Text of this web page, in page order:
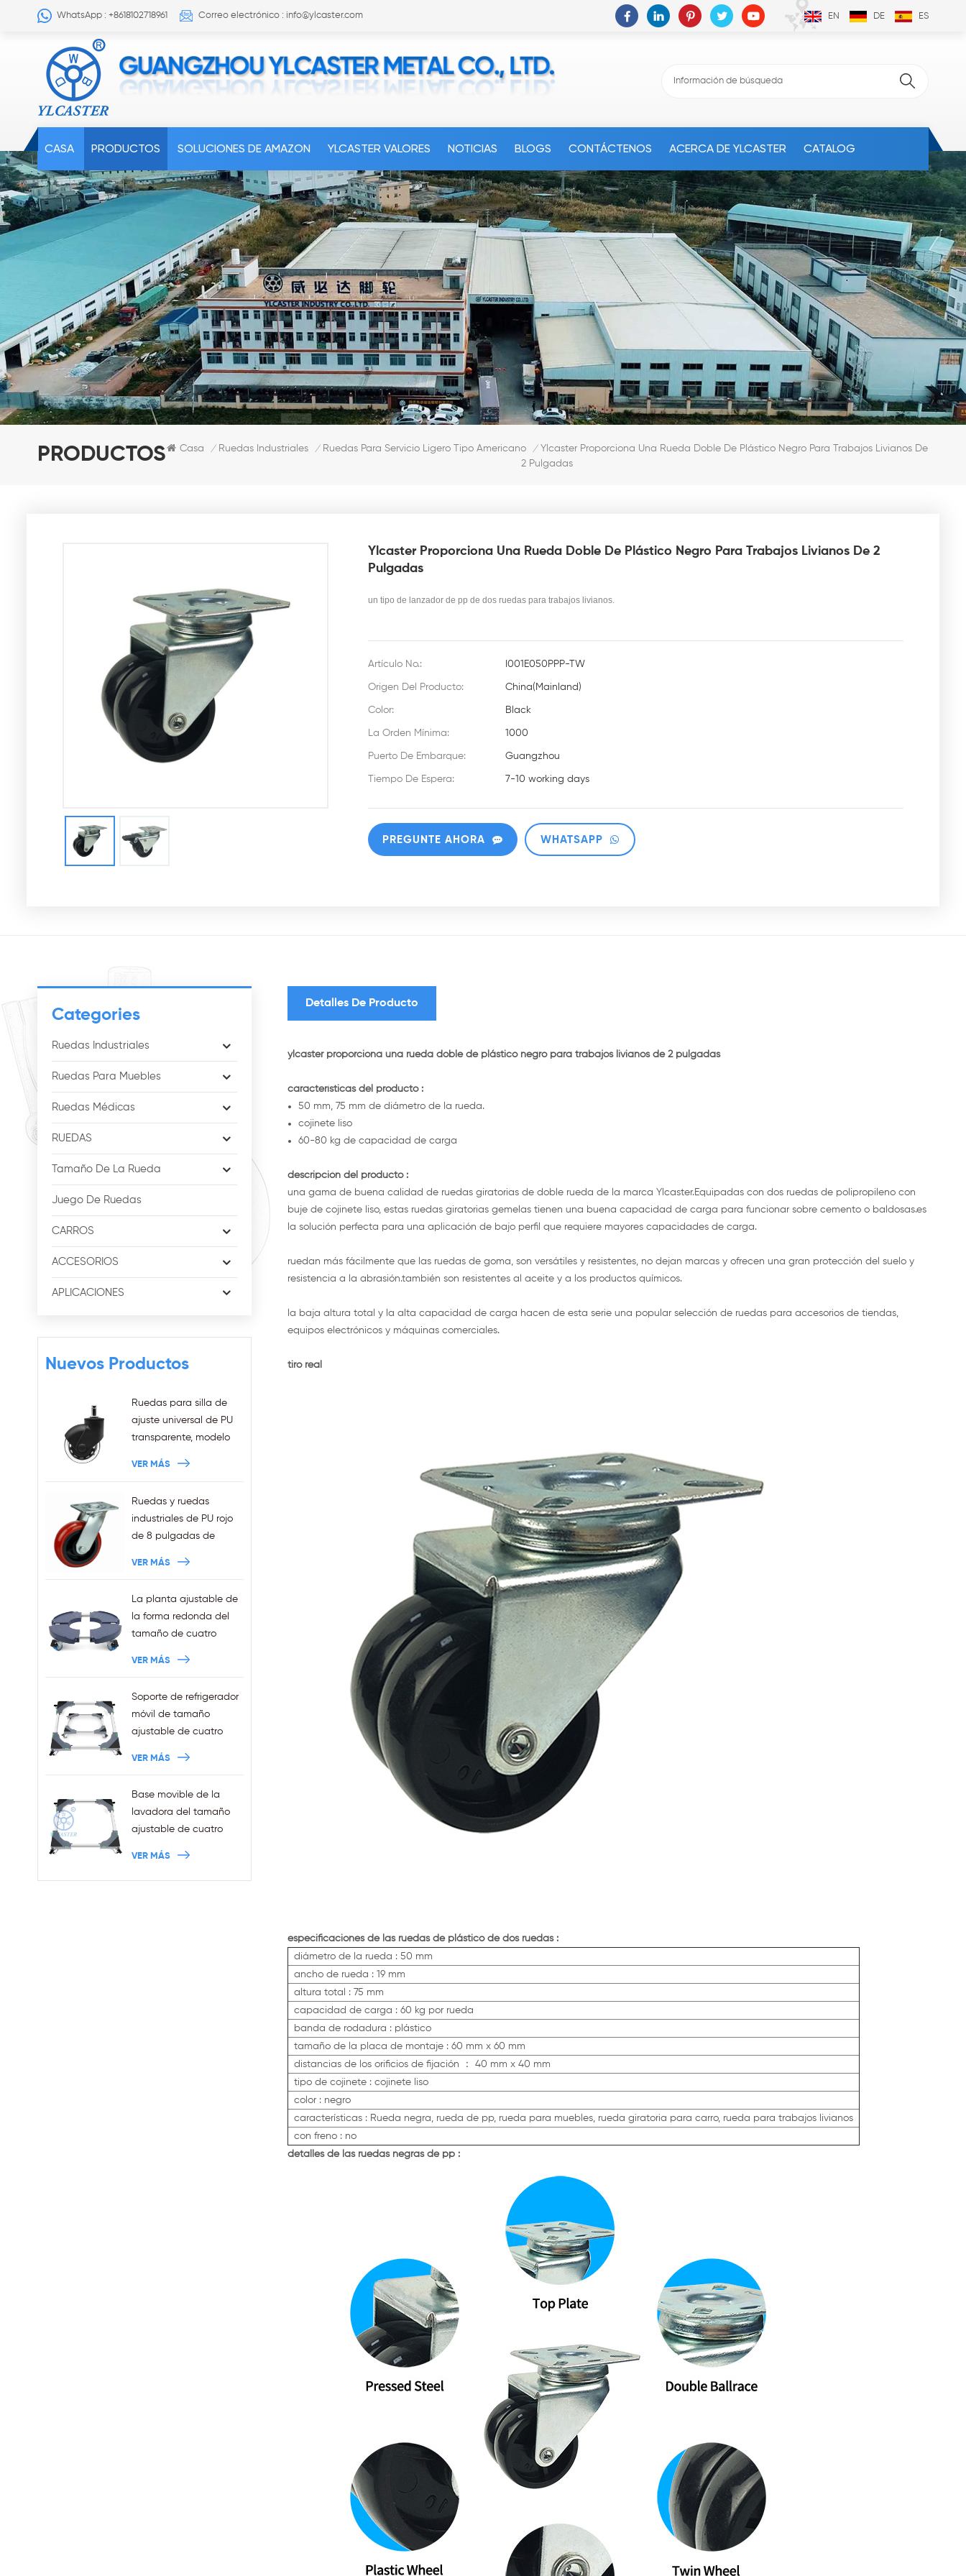
WhatsApp : +8618102718961 Correo electrónico : info@ylcaster.com EN DE ES
CASA PRODUCTOS SOLUCIONES DE AMAZON YLCASTER VALORES NOTICIAS BLOGS CONTÁCTENOS ACERCA DE YLCASTER CATALOG
PRODUCTOS Casa / Ruedas Industriales / Ruedas Para Servicio Ligero Tipo Americano / Ylcaster Proporciona Una Rueda Doble De Plástico Negro Para Trabajos Livianos De
2 Pulgadas
Ylcaster Proporciona Una Rueda Doble De Plástico Negro Para Trabajos Livianos De 2
Pulgadas
un tipo de lanzador de pp de dos ruedas para trabajos livianos.
Artículo No.: I001E050PPP-TW
Origen Del Producto: China(Mainland)
Color: Black
La Orden Mínima: 1000
Puerto De Embarque: Guangzhou
Tiempo De Espera: 7-10 working days
PREGUNTE AHORA WHATSAPP
Categories
Ruedas Industriales
Ruedas Para Muebles
Ruedas Médicas
RUEDAS
Tamaño De La Rueda
Juego De Ruedas
CARROS
ACCESORIOS
APLICACIONES
Nuevos Productos
Ruedas para silla de
ajuste universal de PU
transparente, modelo
silla de oficina
enchufables, ventas al
por mayor
VER MÁS
Ruedas y ruedas
industriales de PU rojo
de 8 pulgadas de
VER MÁS
La planta ajustable de
la forma redonda del
tamaño de cuatro
VER MÁS
Soporte de refrigerador
móvil de tamaño
ajustable de cuatro
VER MÁS
Base movible de la
lavadora del tamaño
ajustable de cuatro
frenos
VER MÁS
Detalles De Producto
ylcaster proporciona una rueda doble de plástico negro para trabajos livianos de 2 pulgadas
características del producto :
50 mm, 75 mm de diámetro de la rueda.
cojinete liso
60-80 kg de capacidad de carga
descripción del producto :
una gama de buena calidad de ruedas giratorias de doble rueda de la marca Ylcaster.Equipadas con dos ruedas de polipropileno con
buje de cojinete liso, estas ruedas giratorias gemelas tienen una buena capacidad de carga para funcionar sobre cemento o baldosas.es
la solución perfecta para una aplicación de bajo perfil que requiere mayores capacidades de carga.
ruedan más fácilmente que las ruedas de goma, son versátiles y resistentes, no dejan marcas y ofrecen una gran protección del suelo y
resistencia a la abrasión.también son resistentes al aceite y a los productos químicos.
la baja altura total y la alta capacidad de carga hacen de esta serie una popular selección de ruedas para accesorios de tiendas,
equipos electrónicos y máquinas comerciales.
tiro real
especificaciones de las ruedas de plástico de dos ruedas :
diámetro de la rueda : 50 mm
ancho de rueda : 19 mm
altura total : 75 mm
capacidad de carga : 60 kg por rueda
banda de rodadura : plástico
tamaño de la placa de montaje : 60 mm x 60 mm
distancias de los orificios de fijación ： 40 mm x 40 mm
tipo de cojinete : cojinete liso
color : negro
características : Rueda negra, rueda de pp, rueda para muebles, rueda giratoria para carro, rueda para trabajos livianos
con freno : no
detalles de las ruedas negras de pp :